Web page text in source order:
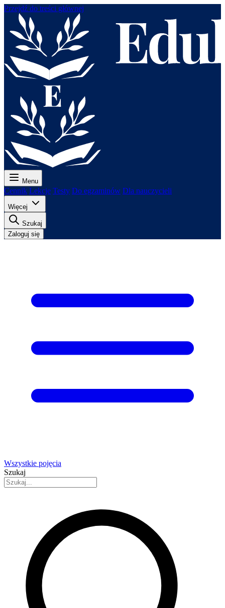
Przejdź do treści głównej
Menu
Cennik Lekcje Testy Do egzaminów Dla nauczycieli
Więcej
Szukaj
Zaloguj się
Wszystkie pojęcia
Szukaj